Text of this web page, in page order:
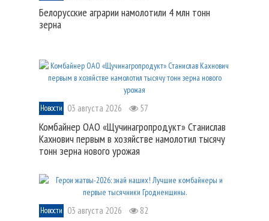
Белорусские аграрии намолотили 4 млн тонн
зерна
Новости 03 августа 2026 57
Комбайнер ОАО «Щучинагропродукт» Станислав
Кахнович первым в хозяйстве намолотил тысячу
тонн зерна нового урожая
Новости 03 августа 2026 82